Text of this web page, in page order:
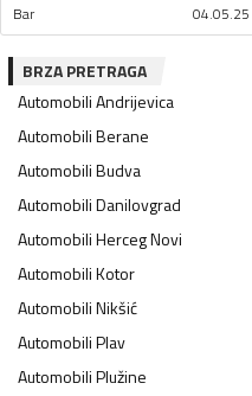
Bar 04.05.25
BRZA PRETRAGA
AutomobiliAndrijevica
AutomobiliBerane
AutomobiliBudva
AutomobiliDanilovgrad
AutomobiliHerceg Novi
AutomobiliKotor
AutomobiliNikšić
AutomobiliPlav
AutomobiliPlužine